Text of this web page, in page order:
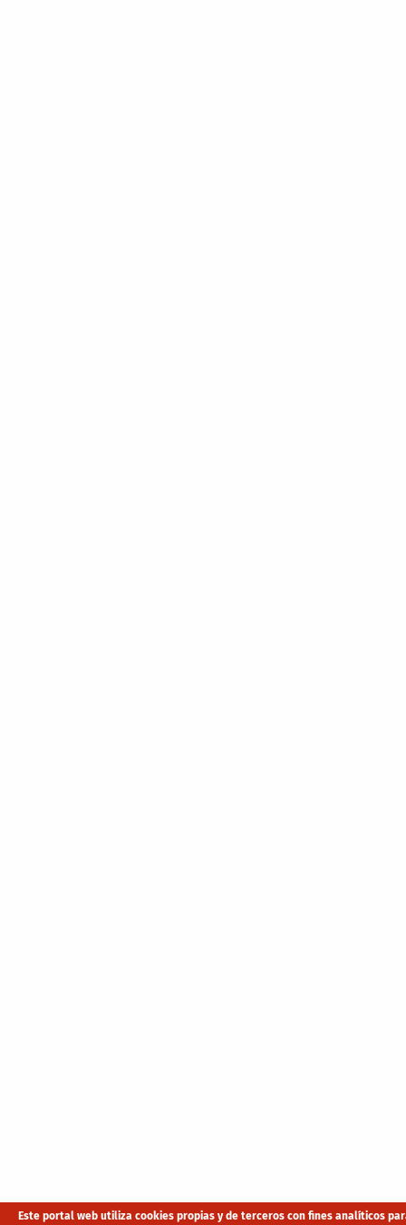
Este portal web utiliza cookies propias y de terceros con fines analíticos